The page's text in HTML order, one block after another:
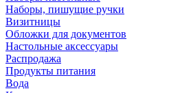
Наборы, пишущие ручки
Визитницы
Обложки для документов
Настольные аксессуары
Распродажа
Продукты питания
Вода